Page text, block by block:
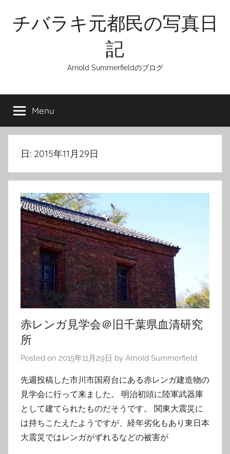
content
チバラキ元都民の写真日
記
Arnold Summerfieldのブログ
Menu
日: 2015年11月29日
赤レンガ見学会＠旧千葉県血清研究
所
Posted on 2015年11月29日 by Arnold Summerfield
先週投稿した市川市国府台にある赤レンガ建造物の
見学会に行って来ました。 明治初頭に陸軍武器庫
として建てられたものだそうです。 関東大震災に
は持ちこたえたようですが、経年劣化もあり東日本
大震災ではレンガがずれるなどの被害が